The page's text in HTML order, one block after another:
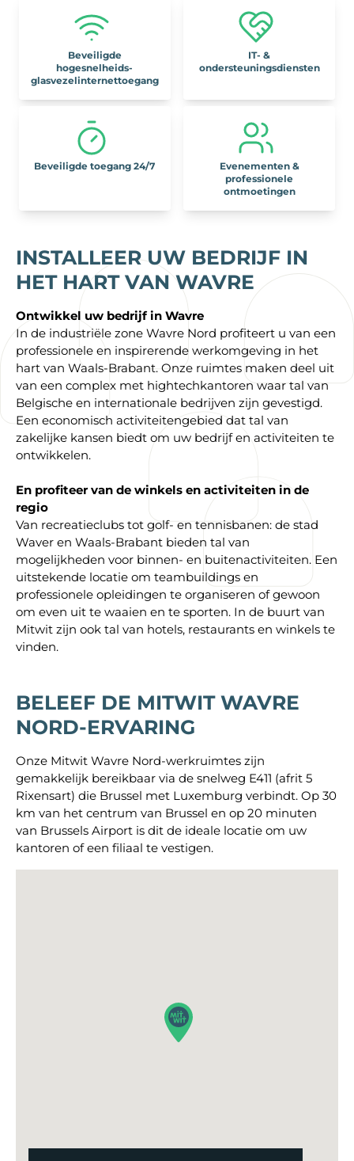
Beveiligde
hogesnelheids-
glasvezelinternettoegang
IT- &
ondersteuningsdiensten
Beveiligde toegang 24/7
Evenementen &
professionele
ontmoetingen
INSTALLEER UW BEDRIJF IN
HET HART VAN WAVRE
Ontwikkel uw bedrijf in Wavre
In de industriële zone Wavre Nord profiteert u van een
professionele en inspirerende werkomgeving in het
hart van Waals-Brabant. Onze ruimtes maken deel uit
van een complex met hightechkantoren waar tal van
Belgische en internationale bedrijven zijn gevestigd.
Een economisch activiteitengebied dat tal van
zakelijke kansen biedt om uw bedrijf en activiteiten te
ontwikkelen.
En profiteer van de winkels en activiteiten in de
regio
Van recreatieclubs tot golf- en tennisbanen: de stad
Waver en Waals-Brabant bieden tal van
mogelijkheden voor binnen- en buitenactiviteiten. Een
uitstekende locatie om teambuildings en
professionele opleidingen te organiseren of gewoon
om even uit te waaien en te sporten. In de buurt van
Mitwit zijn ook tal van hotels, restaurants en winkels te
vinden.
BELEEF DE MITWIT WAVRE
NORD-ERVARING
Onze Mitwit Wavre Nord-werkruimtes zijn
gemakkelijk bereikbaar via de snelweg E411 (afrit 5
Rixensart) die Brussel met Luxemburg verbindt. Op 30
km van het centrum van Brussel en op 20 minuten
van Brussels Airport is dit de ideale locatie om uw
kantoren of een filiaal te vestigen.